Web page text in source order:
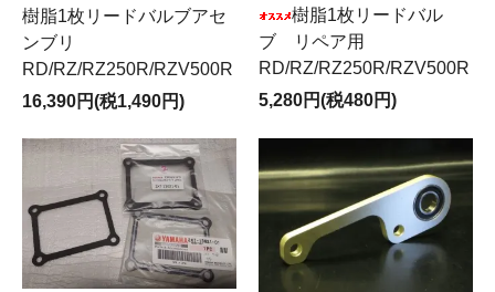
樹脂1枚リードバルブアセ
ンブリ
RD/RZ/RZ250R/RZV500R
16,390円(税1,490円)
樹脂1枚リードバル
ブ リペア用
RD/RZ/RZ250R/RZV500R
5,280円(税480円)